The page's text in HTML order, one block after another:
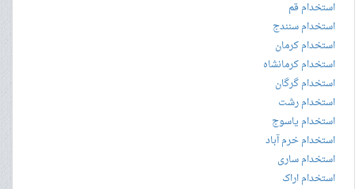
استخدام قم
استخدام سنندج
استخدام کرمان
استخدام کرمانشاه
استخدام گرگان
استخدام رشت
استخدام یاسوج
استخدام خرم آباد
استخدام ساری
استخدام اراک